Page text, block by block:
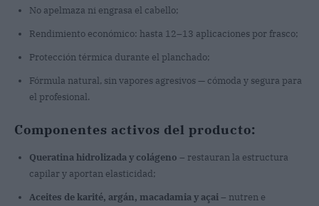
No apelmaza ni engrasa el cabello;
Rendimiento económico: hasta 12–13 aplicaciones por frasco;
Protección térmica durante el planchado;
Fórmula natural, sin vapores agresivos — cómoda y segura para
el profesional.
Componentes activos del producto:
Queratina hidrolizada y colágeno – restauran la estructura
capilar y aportan elasticidad;
Aceites de karité, argán, macadamia y açai– nutren e